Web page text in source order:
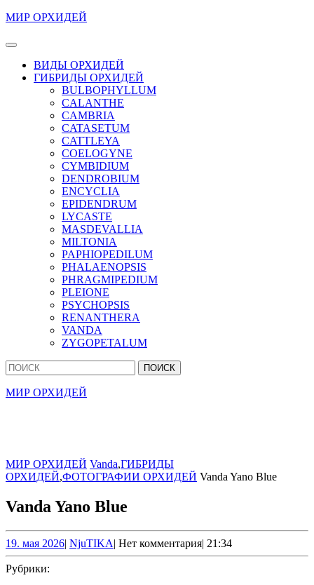
Перейти
содержимому
содержимому
МИР ОРХИДЕЙ
Кнопка
ОткрытьВИДЫ ОРХИДЕЙ
ГИБРИДЫ ОРХИДЕЙ
BULBOPHYLLUM
CALANTHE
CAMBRIA
CATASETUM
CATTLEYA
COELOGYNE
CYMBIDIUM
DENDROBIUM
ENCYCLIA
EPIDENDRUM
LYCASTE
MASDEVALLIA
MILTONIA
PAPHIOPEDILUM
PHALAENOPSIS
PHRAGMIPEDIUM
PLEIONE
PSYCHOPSIS
RENANTHERA
VANDA
ZYGOPETALUM
Кнопка
Закрыть
Найти:
МИР ОРХИДЕЙ
МИР ОРХИДЕЙ Vanda,ГИБРИДЫ
ОРХИДЕЙ,ФОТОГРАФИИ ОРХИДЕЙ Vanda Yano Blue
Vanda Yano Blue
19. мая 202619.
мая
| NjuTIKANjuTIKA
| Нет комментария| 21:34
Рубрики: